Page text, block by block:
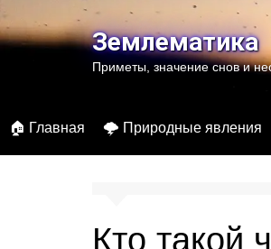
к
содержимомуЗемлематика
Приметы, значение снов и
🏠 Главная 🌩️ Природные явления
Кто такой